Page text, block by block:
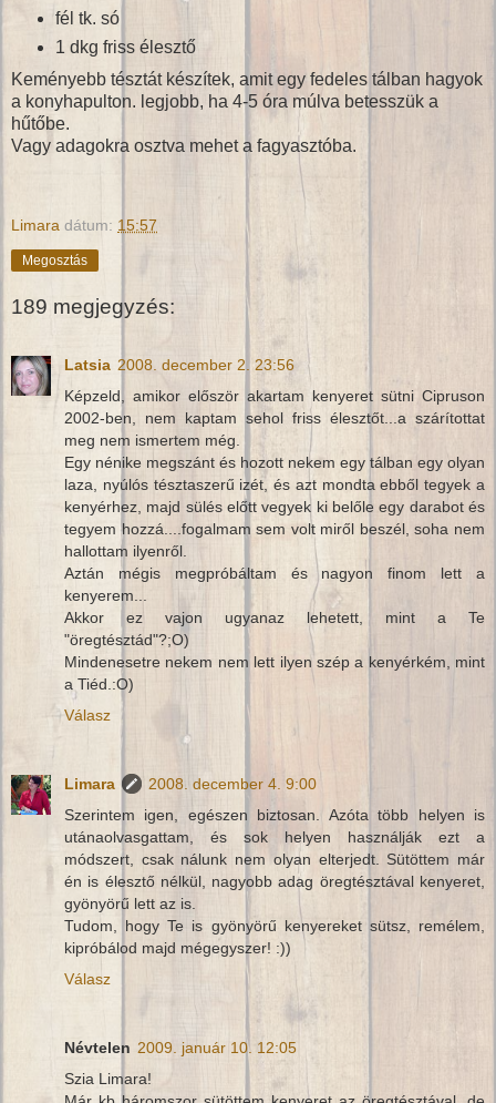
fél tk. só
1 dkg friss élesztő
Keményebb tésztát készítek, amit egy fedeles tálban hagyok
a konyhapulton. legjobb, ha 4-5 óra múlva betesszük a
hűtőbe.
Vagy adagokra osztva mehet a fagyasztóba.
Limara dátum: 15:57
Megosztás
189 megjegyzés:
Latsia 2008. december 2. 23:56
Képzeld, amikor először akartam kenyeret sütni Cipruson
2002-ben, nem kaptam sehol friss élesztőt...a szárítottat
meg nem ismertem még.
Egy nénike megszánt és hozott nekem egy tálban egy olyan
laza, nyúlós tésztaszerű izét, és azt mondta ebből tegyek a
kenyérhez, majd sülés előtt vegyek ki belőle egy darabot és
tegyem hozzá....fogalmam sem volt miről beszél, soha nem
hallottam ilyenről.
Aztán mégis megpróbáltam és nagyon finom lett a
kenyerem...
Akkor ez vajon ugyanaz lehetett, mint a Te
"öregtésztád"?;O)
Mindenesetre nekem nem lett ilyen szép a kenyérkém, mint
a Tiéd.:O)
Válasz
Limara
2008. december 4. 9:00
Szerintem igen, egészen biztosan. Azóta több helyen is
utánaolvasgattam, és sok helyen használják ezt a
módszert, csak nálunk nem olyan elterjedt. Sütöttem már
én is élesztő nélkül, nagyobb adag öregtésztával kenyeret,
gyönyörű lett az is.
Tudom, hogy Te is gyönyörű kenyereket sütsz, remélem,
kipróbálod majd mégegyszer! :))
Válasz
Névtelen 2009. január 10. 12:05
Szia Limara!